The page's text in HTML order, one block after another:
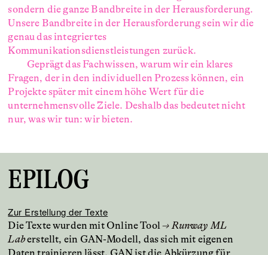
sondern die ganze Bandbreite in der Herausforderung.
Unsere Bandbreite in der Herausforderung sein wir die
genau das integriertes
Kommunikationsdienstleistungen zurück.
Geprägt das Fachwissen, warum wir ein klares
Fragen, der in den individuellen Prozess können, ein
Projekte später mit einem höhe Wert für die
unternehmensvolle Ziele. Deshalb das bedeutet nicht
nur, was wir tun: wir bieten.
EPILOG
Zur Erstellung der Texte
Die Texte wurden mit Online Tool→ Runway ML
Laberstellt, ein GAN-Modell, das sich mit eigenen